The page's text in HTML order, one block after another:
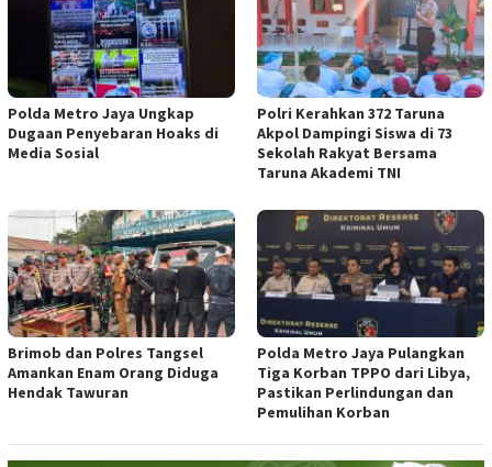
Polda Metro Jaya Ungkap
Dugaan Penyebaran Hoaks di
Media Sosial
Polri Kerahkan 372 Taruna
Akpol Dampingi Siswa di 73
Sekolah Rakyat Bersama
Taruna Akademi TNI
Brimob dan Polres Tangsel
Amankan Enam Orang Diduga
Hendak Tawuran
Polda Metro Jaya Pulangkan
Tiga Korban TPPO dari Libya,
Pastikan Perlindungan dan
Pemulihan Korban